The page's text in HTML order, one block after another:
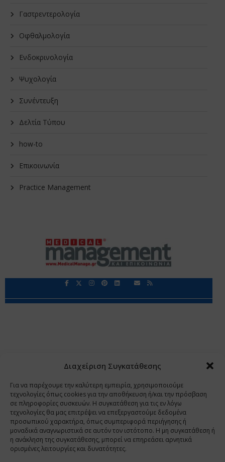
Διαχείριση Συγκατάθεσης
Για να παρέχουμε την καλύτερη εμπειρία, χρησιμοποιούμε
τεχνολογίες όπως cookies για την αποθήκευση ή/και την πρόσβαση
σε πληροφορίες συσκευών. Η συγκατάθεση για τις εν λόγω
τεχνολογίες θα μας επιτρέψει να επεξεργαστούμε δεδομένα
προσωπικού χαρακτήρα, όπως συμπεριφορά περιήγησης ή
μοναδικά αναγνωριστικά σε αυτόν τον ιστότοπο. Η μη συγκατάθεση ή
η ανάκληση της συγκατάθεσης, μπορεί να επηρεάσει αρνητικά
ορισμένες λειτουργίες και δυνατότητες.
Γαστρεντερολογία
Οφθαλμολογία
Ενδοκρινολογία
Ψυχολογία
Συνέντευξη
Δελτία Τύπου
how-to
Επικοινωνία
Practice Management
Copyright 2009 - 2026 © Χαραμή Α.Ε.
www.PharmaManage.gr • www.HealthExpo.gr • www.YO.gr
•
www.GreekShares.com • www.eLearning-
PharmaManage.gr • www.Charami-SA.gr